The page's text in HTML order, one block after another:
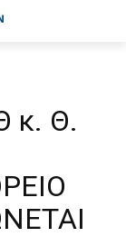
κ. Θ.